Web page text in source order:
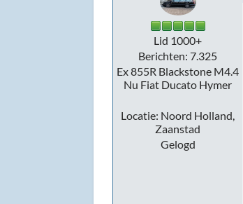
Lid 1000+
Berichten: 7.325
Ex 855R Blackstone M4.4
Nu Fiat Ducato Hymer
Locatie: Noord Holland,
Zaanstad
Gelogd